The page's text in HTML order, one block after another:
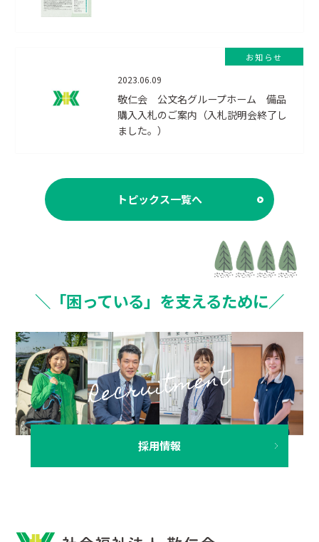
お知らせ
2023.06.09
敬仁会 公文名グループホーム 備品
購入入札のご案内（入札説明会終了し
ました。）
トピックス一覧へ
＼「困っている」を支えるために／
採用情報